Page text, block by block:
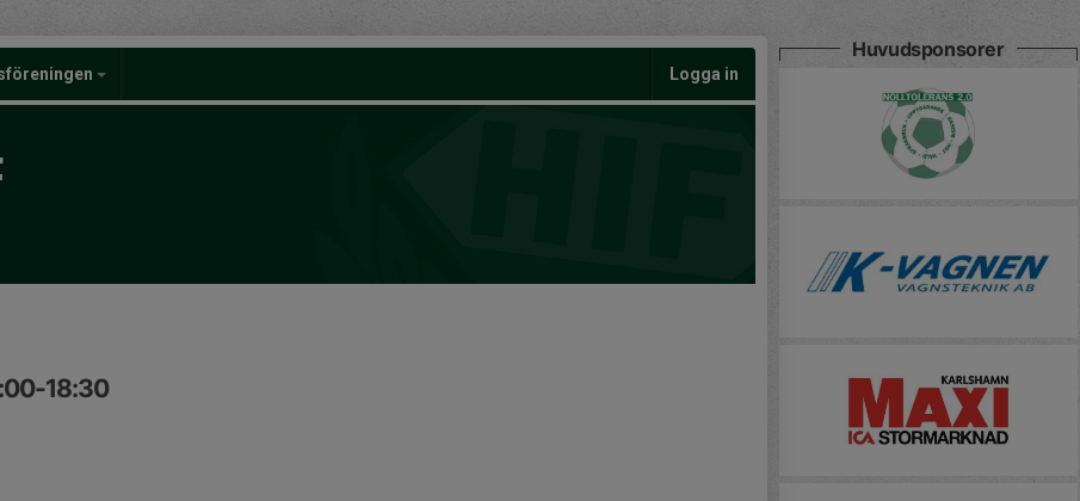
Logga in
18:30
Huvudsponsorer